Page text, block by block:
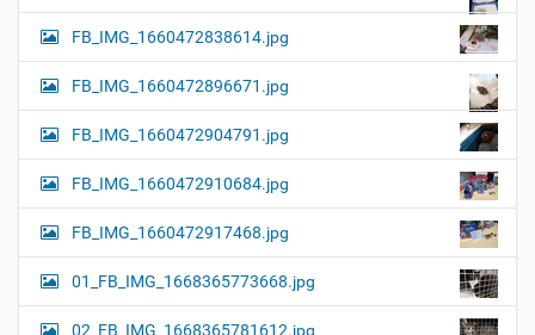
FB_IMG_1660472838614.jpg
FB_IMG_1660472896671.jpg
FB_IMG_1660472904791.jpg
FB_IMG_1660472910684.jpg
FB_IMG_1660472917468.jpg
01_FB_IMG_1668365773668.jpg
02_FB_IMG_1668365781612.jpg